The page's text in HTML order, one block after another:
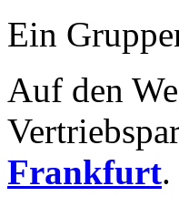
Ein
Auf den
Frankfurt.